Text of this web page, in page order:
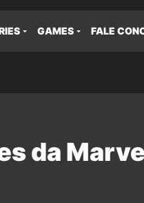
GAMES FALE
da